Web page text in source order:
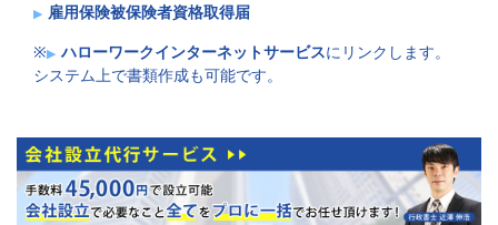
雇用保険被保険者資格取得届
※ ハローワークインターネットサービスにリンクします。
システム上で書類作成も可能です。